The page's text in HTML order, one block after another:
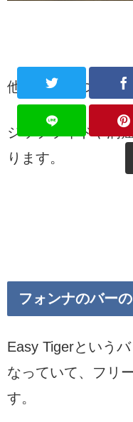
他にもいくつも洞
ジップライドや洞
ります。
フォンナのバー
Easy Tigerという
なっていて、フリ
す。